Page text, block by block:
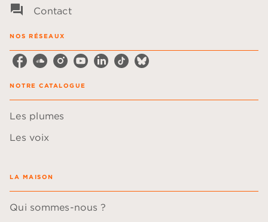
question_answer Contact
NOS RÉSEAUX
NOTRE CATALOGUE
Les plumes
Les voix
LA MAISON
Qui sommes-nous ?